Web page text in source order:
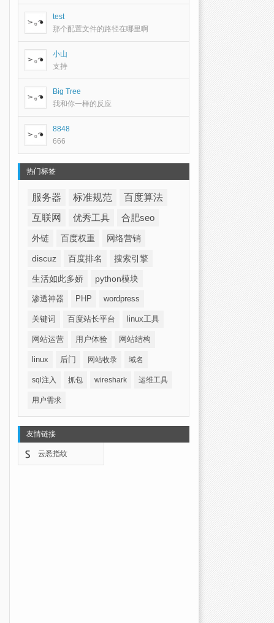
test
那个配置文件的路径在哪里啊
小山
支持
Big Tree
我和你一样的反应
8848
666
热门标签
服务器 标准规范
百度算法
互联网
优秀工具 合肥seo
外链 百度权重 网络营销
discuz 百度排名 搜索引擎
生活如此多娇 python模块
渗透神器 PHP wordpress
关键词 百度站长平台 linux工具
网站运营 用户体验 网站结构
linux 后门 网站收录 域名
sql注入 抓包 wireshark 运维工具
用户需求
友情链接
云悉指纹